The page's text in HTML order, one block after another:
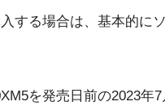
する場合は、基本的に
を発売日前の2023年